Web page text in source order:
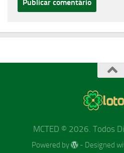
MCTED © 2026. Todos
Powered by - Designed